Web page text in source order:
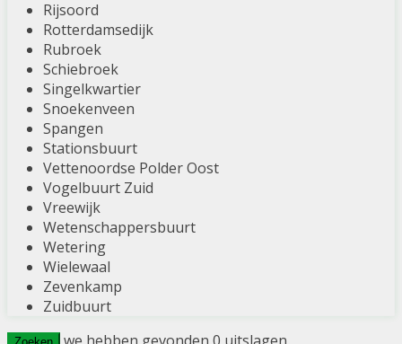
Rijsoord
Rotterdamsedijk
Rubroek
Schiebroek
Singelkwartier
Snoekenveen
Spangen
Stationsbuurt
Vettenoordse Polder Oost
Vogelbuurt Zuid
Vreewijk
Wetenschappersbuurt
Wetering
Wielewaal
Zevenkamp
Zuidbuurt